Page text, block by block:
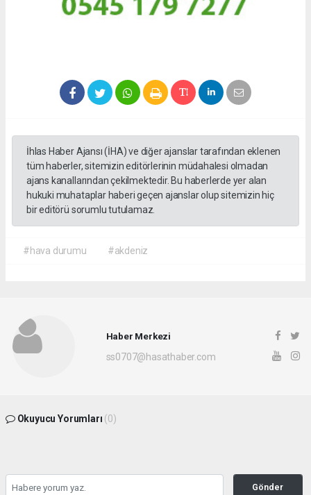
İhlas Haber Ajansı (İHA) ve diğer ajanslar tarafından eklenen
tüm haberler, sitemizin editörlerinin müdahalesi olmadan
ajans kanallarından çekilmektedir. Bu haberlerde yer alan
hukuki muhataplar haberi geçen ajanslar olup sitemizin hiç
bir editörü sorumlu tutulamaz.
#hava durumu #akdeniz
Haber Merkezi
ss0707@hasathaber.com
Okuyucu Yorumları (0)
Gönder